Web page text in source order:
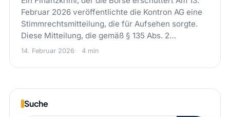
Februar 2026 veröffentlichte die Kontron AG eine
Stimmrechtsmitteilung, die für Aufsehen sorgte.
Diese Mitteilung, die gemäß § 135 Abs. 2…
14. Februar 2026 4 min
Suche